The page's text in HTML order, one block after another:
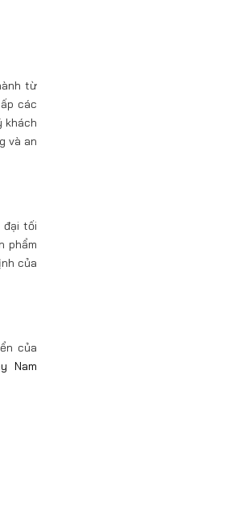
từ
các
khách
và an
đại tối
phẩm
của
của
Nam